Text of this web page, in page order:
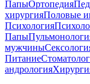
ПапыОртопедия
хирургияПоловые
Психология
Папы
мужчины
Питание
андрология